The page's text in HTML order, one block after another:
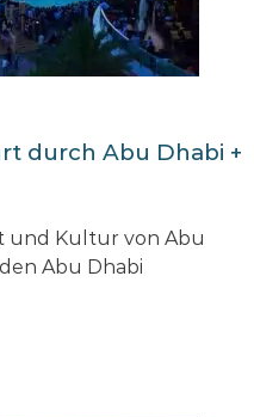
durch Abu Dhabi +
und Kultur von Abu
Abu Dhabi